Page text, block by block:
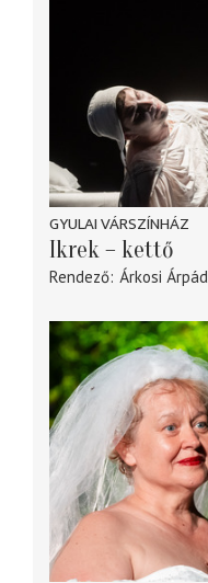
GYULAI VÁRSZÍNHÁZ
Ikrek – kettő
Rendező Árkosi Árpád